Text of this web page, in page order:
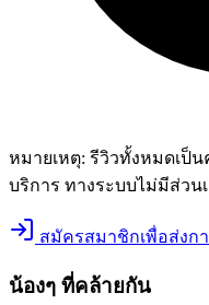
หมายเหตุ: รีวิวทั้งหมดเป็
บริการ ทางระบบไม่มีส่ว
สมัครสมาชิกเพื่อส่งก
น้องๆ ที่คล้ายกัน